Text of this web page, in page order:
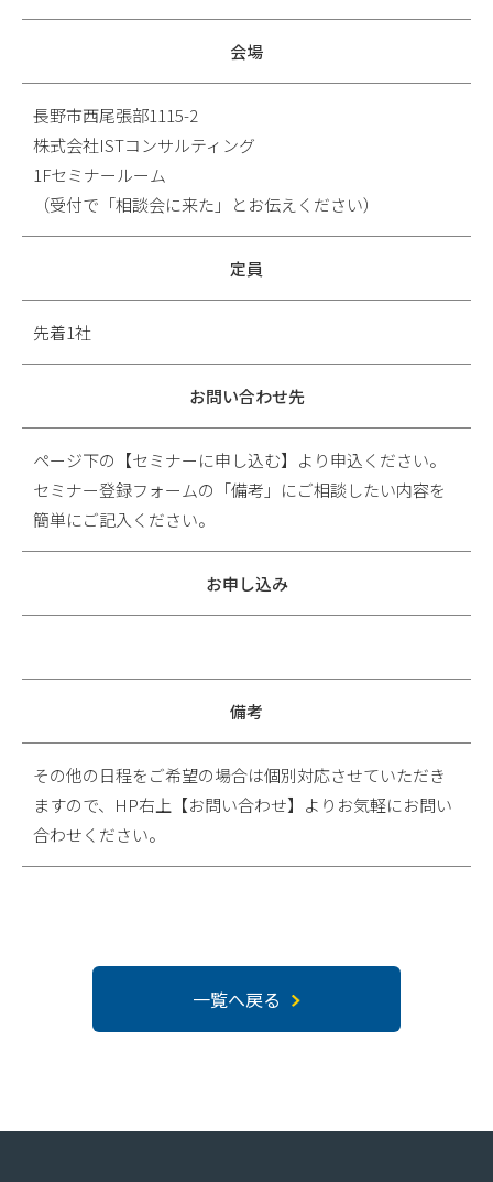
会場
長野市西尾張部1115-2
株式会社ISTコンサルティング
1Fセミナールーム
（受付で「相談会に来た」とお伝えください）
定員
先着1社
お問い合わせ先
ページ下の【セミナーに申し込む】より申込ください。
セミナー登録フォームの「備考」にご相談したい内容を
簡単にご記入ください。
お申し込み
備考
その他の日程をご希望の場合は個別対応させていただき
ますので、HP右上【お問い合わせ】よりお気軽にお問い
合わせください。
一覧へ戻る